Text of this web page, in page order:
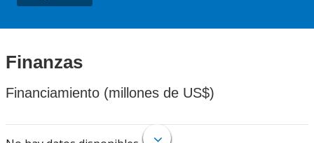
Finanzas
Financiamiento (millones de US$)